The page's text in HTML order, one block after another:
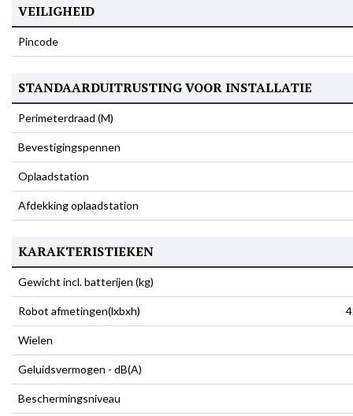
VEILIGHEID
Pincode
STANDAARDUITRUSTING VOOR INSTALLATIE
Perimeterdraad (M)
Bevestigingspennen
Oplaadstation
Afdekking oplaadstation
KARAKTERISTIEKEN
Gewicht incl. batterijen (kg)
Robot afmetingen(lxbxh)
Wielen
Geluidsvermogen - dB(A)
Beschermingsniveau